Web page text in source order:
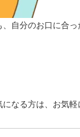
自分のお口に合
なる方は、お気軽